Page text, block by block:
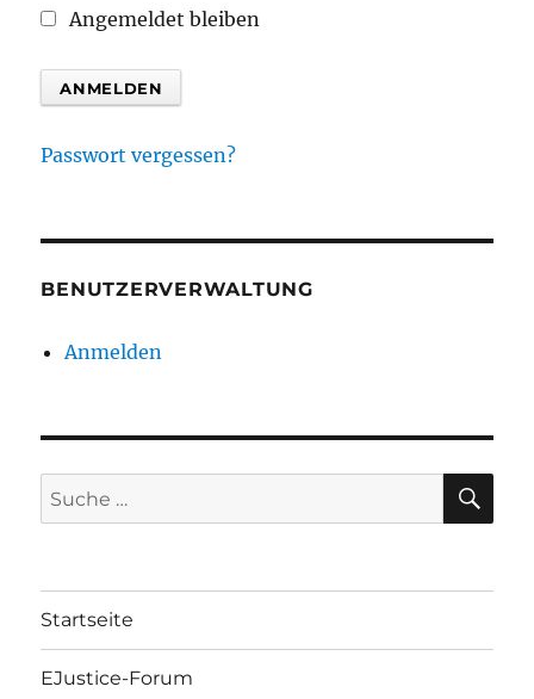
Angemeldet bleiben
Passwort vergessen?
BENUTZERVERWALTUNG
Anmelden
Suche
nach:
Startseite
EJustice-Forum